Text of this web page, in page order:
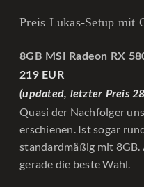
Preis Lukas-Setup mit
8GB MSI Radeon RX
219 EUR
(updated, letzter Preis
Quasi der Nachfolger
erschienen. Ist sogar
standardmäßig mit 8GB.
gerade die beste Wahl.